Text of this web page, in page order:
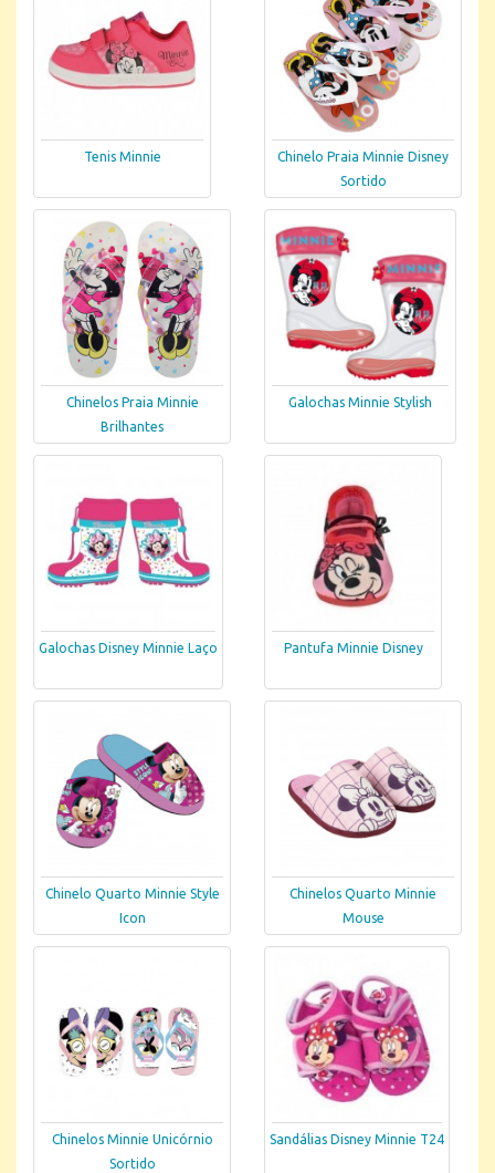
Tenis Minnie
Chinelo Praia Minnie Disney
Sortido
Chinelos Praia Minnie
Brilhantes
Galochas Minnie Stylish
Galochas Disney Minnie Laço Pantufa Minnie Disney
Chinelo Quarto Minnie Style
Icon
Chinelos Quarto Minnie
Mouse
Chinelos Minnie Unicórnio
Sortido
Sandálias Disney Minnie T24